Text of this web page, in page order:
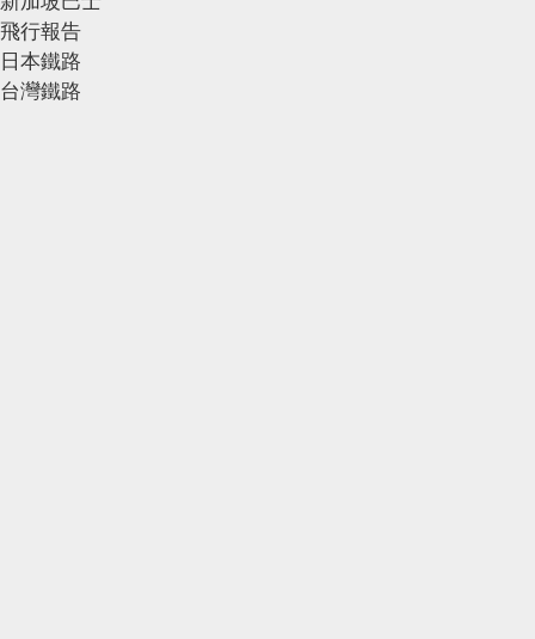
飛行報告
日本鐵路
台灣鐵路